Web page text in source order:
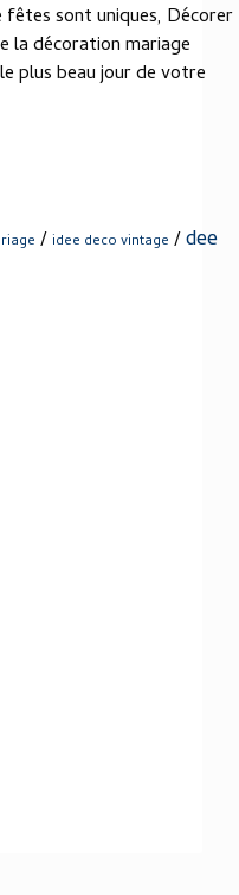
sont uniques, Décorer
la décoration mariage
plus beau jour de votre
/ idee deco vintage /dee